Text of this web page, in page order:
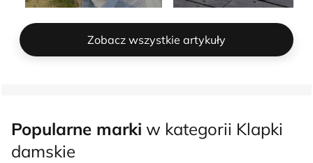
Zobacz wszystkie artykuły
Popularne marki w kategorii Klapki
damskie